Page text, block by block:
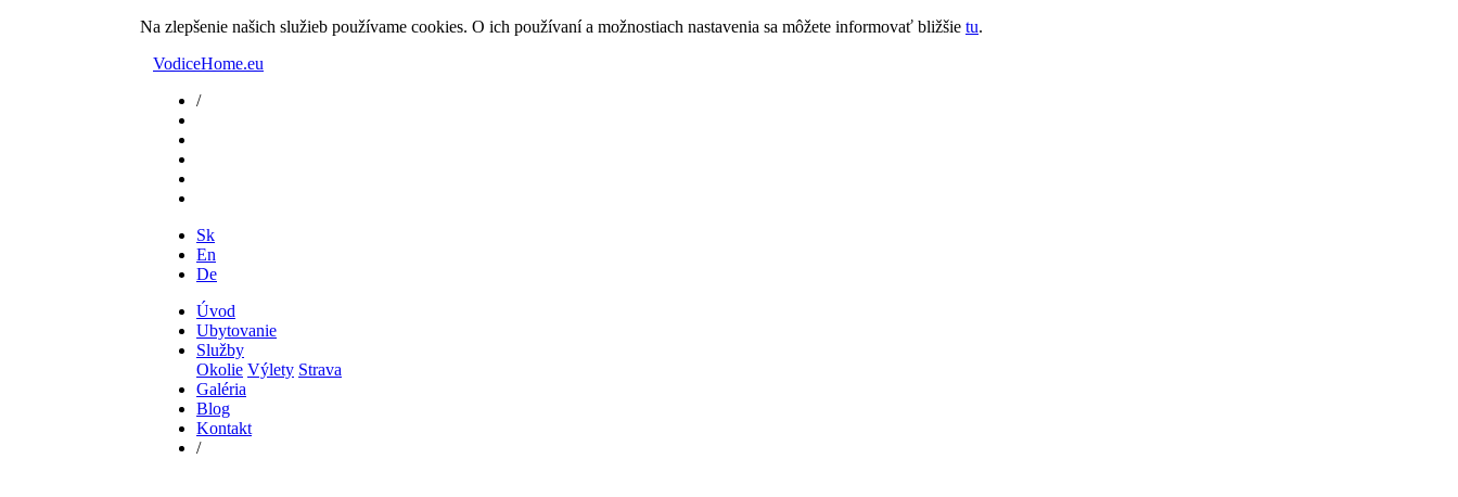
Na zlepšenie našich služieb používame cookies. O ich používaní a možnostiach nastavenia sa môžete informovať bližšie tu.
VodiceHome.eu
/
Sk
En
De
Úvod
Ubytovanie
Služby
Okolie Výlety Strava
Galéria
Blog
Kontakt
/